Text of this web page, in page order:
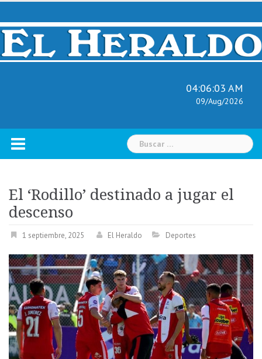
Skip
content
04:06:03 AM
09/Aug/2026
Buscar:
El ‘Rodillo’ destinado a jugar el
descenso
1 septiembre, 2025 El Heraldo Deportes